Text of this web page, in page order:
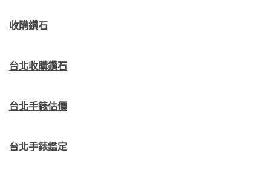
收購鑽石
台北收購鑽石
台北手錶估價
台北手錶鑑定